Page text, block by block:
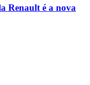
Renault é a nova